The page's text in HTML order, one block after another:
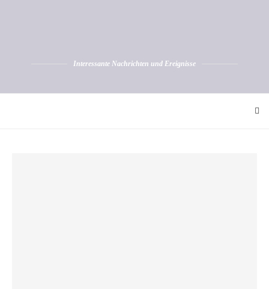
Interessante Nachrichten und Ereignisse